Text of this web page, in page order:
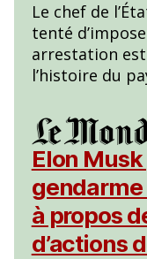
Le chef de
tenté
arrestation
l’histoire du
Elon
à propos
d’actions